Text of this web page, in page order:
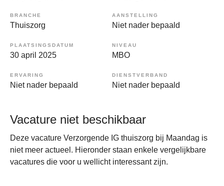
BRANCHE
Thuiszorg
AANSTELLING
Niet nader bepaald
PLAATSINGSDATUM
30 april 2025
NIVEAU
MBO
ERVARING
Niet nader bepaald
DIENSTVERBAND
Niet nader bepaald
Vacature niet beschikbaar
Deze vacature Verzorgende IG thuiszorg bij Maandag is
niet meer actueel. Hieronder staan enkele vergelijkbare
vacatures die voor u wellicht interessant zijn.